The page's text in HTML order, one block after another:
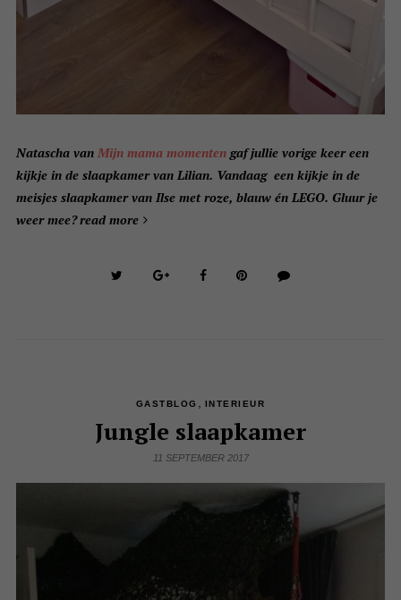
Natascha van Mijn mama momentengaf jullie vorige keer een
kijkje in de slaapkamer van Lilian. Vandaag een kijkje in de
meisjes slaapkamer van Ilse met roze, blauw én LEGO. Gluur je
weer mee?read more
GASTBLOG INTERIEUR
Jungle slaapkamer
11 SEPTEMBER 2017